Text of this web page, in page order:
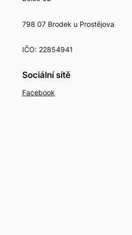
798 07 Brodek u Prostějova
IČO: 22854941
Sociální sítě
Facebook